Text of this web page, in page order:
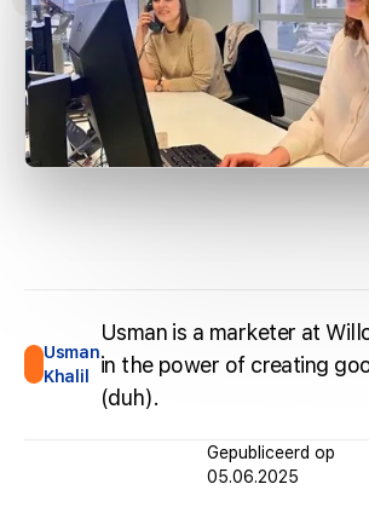
Usman
Khalil
Usman is a marketer at
in the power of creating
(duh).
Gepubliceerd op
05.06.2025